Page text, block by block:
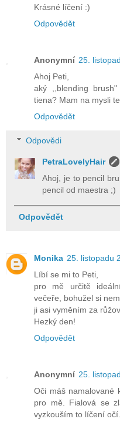
Krásné líčení :)
Odpovědět
Anonymní 25.
Ahoj Peti,
aký ,,blending
tiena? Mam na mysli
Odpovědět
Odpovědi
PetraLovelyHair
Ahoj, je to pencil
pencil od maestra ;)
Odpovědět
Monika 25. listopadu
Líbí se mi to Peti,
pro mě určitě
večeře, bohužel si
ji asi vyměním za
Hezký den!
Odpovědět
Anonymní 25.
Oči máš namalované
pro mě. Fialová se
vyzkouším to líčení očí.